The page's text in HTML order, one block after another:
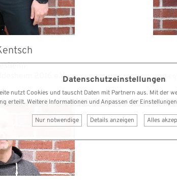
2016 e.V.Datenschutzeinstellungen
nutzt Cookies und tauscht Daten mit Partnern aus. Mit der
erteilt. Weitere Informationen und Anpassen der
Nur notwendige Details anzeigen Alles